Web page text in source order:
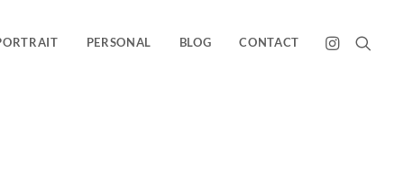
PERSONAL BLOG CONTACT